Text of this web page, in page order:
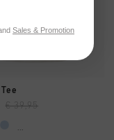
€ 39,95
...
Sales & Promotion